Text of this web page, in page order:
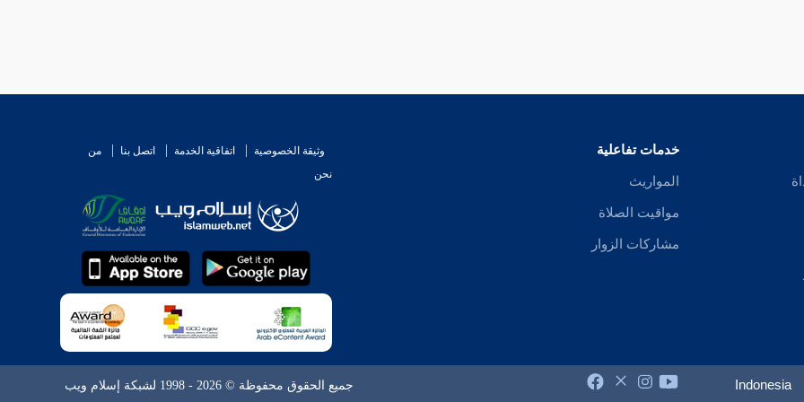
خدمات تفاعلية
المواريث
مواقيت الصلاة
مشاركات الزوار
وثيقة الخصوصية اتفاقية الخدمة اتصل بنا
من
نحن
Indonesia جميع الحقوق محفوظة © 2026 - 1998 لشبكة إسلام ويب